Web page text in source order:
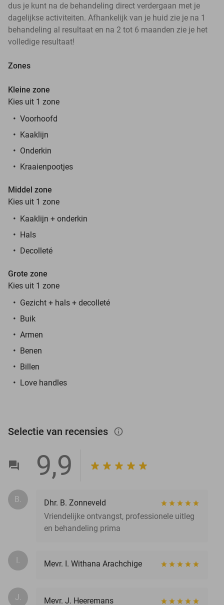
dus je kunt na de behandeling direct verdergaan met je
dagelijkse activiteiten. Afhankelijk van je huid zie je na 1
behandeling al resultaat en na 2 tot 6 maanden zie je het
volledige resultaat!
Zones
Kleine zone
Kies uit 1 zone
Voorhoofd
Kaaklijn
Onderkin
Kraaienpootjes
Middel zone
Kies uit 1 zone
Kaaklijn + onderkin
Hals
Decolleté
Grote zone
Kies uit 1 zone
Gezicht + hals + decolleté
Buik
Armen
Benen
Billen
Love handles
Selectie van recensies info_outlined
9,9
B.
Dhr. B. Zonneveld
Vriendelijke ontvangst, professionele uitleg
en behandeling prima
I. Mevr. I. Withana Arachchige
J. Mevr. J. Heeremans